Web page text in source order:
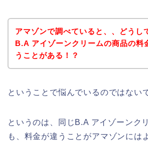
アマゾンで調べていると、、どうし
B.A アイゾーンクリームの商品の料
うことがある！？
ということで悩んでいるのではない
というのは、同じB.A アイゾーンク
も、料金が違うことがアマゾンには